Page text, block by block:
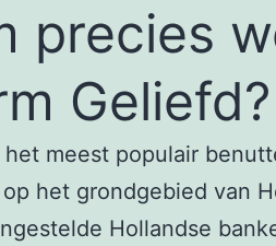
precies
Geliefd?
meest populair
het grondgebied van
Hollandse